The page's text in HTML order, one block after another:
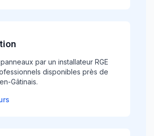
par un installateur RGE
disponibles près de
Gâtinais.